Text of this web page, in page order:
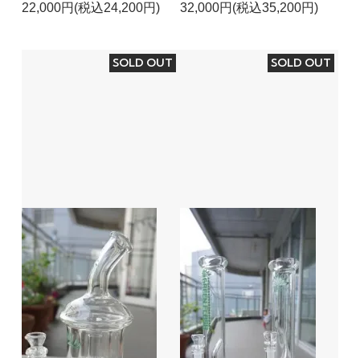
22,000円(税込24,200円) 32,000円(税込35,200円)
SOLD OUT SOLD OUT